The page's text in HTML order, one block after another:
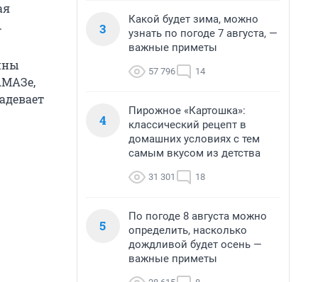
3
Какой будет зима, можно
узнать по погоде 7 августа, —
важные приметы
57 796 14
4
Пирожное «Картошка»:
классический рецепт в
домашних условиях с тем
самым вкусом из детства
31 301 18
5
По погоде 8 августа можно
определить, насколько
дождливой будет осень —
важные приметы